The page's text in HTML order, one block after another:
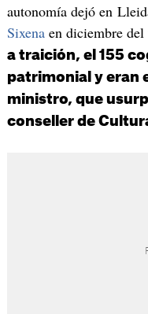
autonomía dejó en
Sixenaen diciembre del
a traición, el 155
patrimonial y eran
ministro, que
conseller de